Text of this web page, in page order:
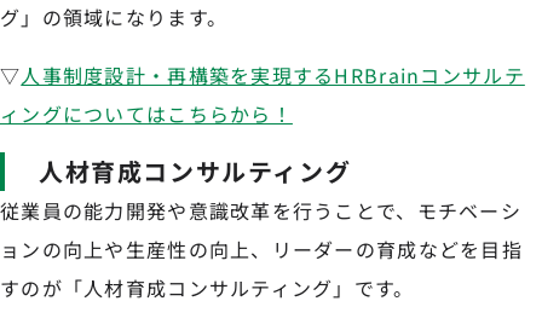
グ」の領域になります。
▽人事制度設計・再構築を実現するHRBrainコンサルテ
ィングについてはこちらから！
人材育成コンサルティング
従業員の能力開発や意識改革を行うことで、モチベーシ
ョンの向上や生産性の向上、リーダーの育成などを目指
すのが「人材育成コンサルティング」です。